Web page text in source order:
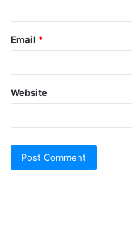
Email *
Website